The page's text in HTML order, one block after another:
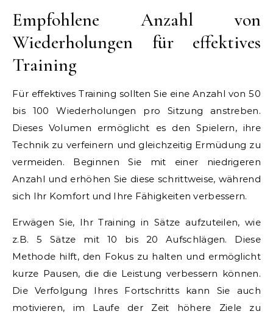
Empfohlene Anzahl von
Wiederholungen für effektives
Training
Für effektives Training sollten Sie eine Anzahl von 50
bis 100 Wiederholungen pro Sitzung anstreben.
Dieses Volumen ermöglicht es den Spielern, ihre
Technik zu verfeinern und gleichzeitig Ermüdung zu
vermeiden. Beginnen Sie mit einer niedrigeren
Anzahl und erhöhen Sie diese schrittweise, während
sich Ihr Komfort und Ihre Fähigkeiten verbessern.
Erwägen Sie, Ihr Training in Sätze aufzuteilen, wie
z.B. 5 Sätze mit 10 bis 20 Aufschlägen. Diese
Methode hilft, den Fokus zu halten und ermöglicht
kurze Pausen, die die Leistung verbessern können.
Die Verfolgung Ihres Fortschritts kann Sie auch
motivieren, im Laufe der Zeit höhere Ziele zu